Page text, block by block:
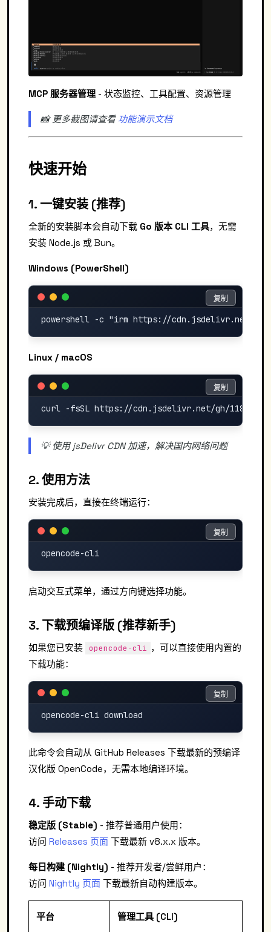
MCP 服务器管理 - 状态监控、工具配置、资源管理
📸 更多截图请查看 功能演示文档
快速开始
1. 一键安装 (推荐)
全新的安装脚本会自动下载 Go 版本 CLI 工具，无需
安装 Node.js 或 Bun。
Windows (PowerShell)
复制
复制
Linux / macOS
复制
复制
💡 使用 jsDelivr CDN 加速，解决国内网络问题
2. 使用方法
安装完成后，直接在终端运行：
复制
复制
启动交互式菜单，通过方向键选择功能。
3. 下载预编译版 (推荐新手)
如果您已安装 opencode-cli ，可以直接使用内置的
下载功能：
复制
复制
此命令会自动从 GitHub Releases 下载最新的预编译
汉化版 OpenCode，无需本地编译环境。
4. 手动下载
稳定版 (Stable) - 推荐普通用户使用：
访问 Releases 页面 下载最新 v8.x.x 版本。
每日构建 (Nightly) - 推荐开发者/尝鲜用户：
访问 Nightly 页面 下载最新自动构建版本。
平台 管理工具 (CLI)